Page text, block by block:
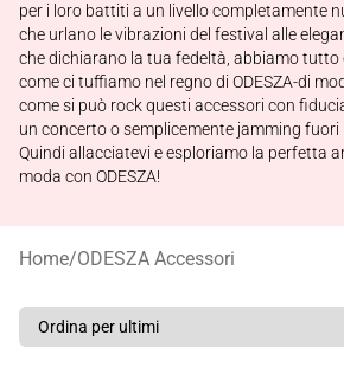
per i loro battiti a un livello completamente
che urlano le vibrazioni del festival alle
che dichiarano la tua fedeltà, abbiamo tutto
come ci tuffiamo nel regno di ODESZA-di
come si può rock questi accessori con
un concerto o semplicemente jamming fuori
Quindi allacciatevi e esploriamo la perfetta
moda con ODESZA!
Home/ODESZA Accessori